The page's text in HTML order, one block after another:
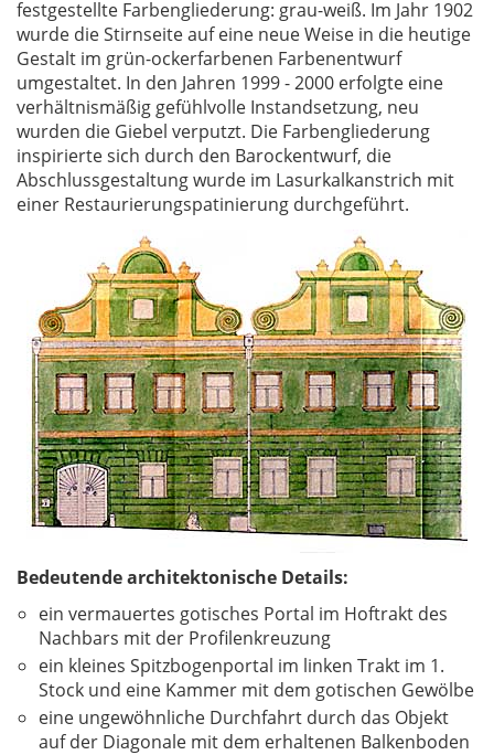
festgestellte Farbengliederung: grau-weiß. Im Jahr 1902
wurde die Stirnseite auf eine neue Weise in die heutige
Gestalt im grün-ockerfarbenen Farbenentwurf
umgestaltet. In den Jahren 1999 - 2000 erfolgte eine
verhältnismäßig gefühlvolle Instandsetzung, neu
wurden die Giebel verputzt. Die Farbengliederung
inspirierte sich durch den Barockentwurf, die
Abschlussgestaltung wurde im Lasurkalkanstrich mit
einer Restaurierungspatinierung durchgeführt.
Bedeutende architektonische Details:
ein vermauertes gotisches Portal im Hoftrakt des
Nachbars mit der Profilenkreuzung
ein kleines Spitzbogenportal im linken Trakt im 1.
Stock und eine Kammer mit dem gotischen Gewölbe
eine ungewöhnliche Durchfahrt durch das Objekt
auf der Diagonale mit dem erhaltenen Balkenboden